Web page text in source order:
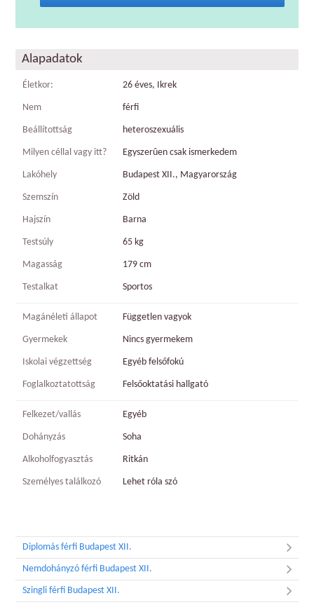
Alapadatok
Életkor: 26 éves, Ikrek
Nem férfi
Beállítottság heteroszexuális
Milyen céllal vagy itt? Egyszerûen csak ismerkedem
Lakóhely Budapest XII., Magyarország
Szemszín Zöld
Hajszín Barna
Testsúly 65 kg
Magasság 179 cm
Testalkat Sportos
Magánéleti állapot Független vagyok
Gyermekek Nincs gyermekem
Iskolai végzettség Egyéb felsőfokú
Foglalkoztatottság Felsőoktatási hallgató
Felkezet/vallás Egyéb
Dohányzás Soha
Alkoholfogyasztás Ritkán
Személyes találkozó Lehet róla szó
Diplomás férfi Budapest XII.
Nemdohányzó férfi Budapest XII.
Szingli férfi Budapest XII.